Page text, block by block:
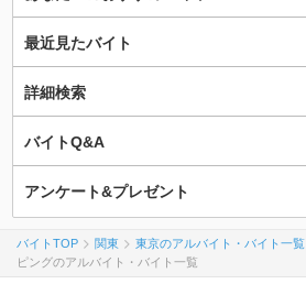
最近見たバイト
詳細検索
バイトQ&A
アンケート&プレゼント
バイトTOP 関東 東京のアルバイト・バイト一覧
ピングのアルバイト・バイト一覧